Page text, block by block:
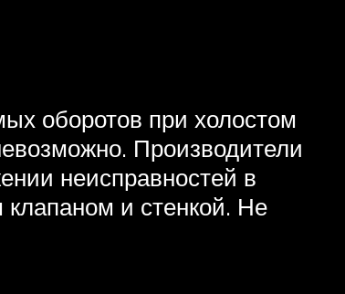
оборотов при холостом
Производители
неисправностей в
и стенкой. Не